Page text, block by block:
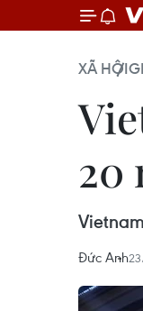
XÃ HỘI
20
Đức Anh